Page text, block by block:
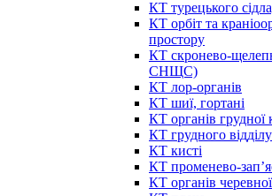
КТ турецького
КТ орбіт та
простору
КТ скронево-
СНЩС)
КТ лор-органів
КТ шиї, гортані
КТ органів грудної
КТ грудного
КТ кисті
КТ променево-
КТ органів